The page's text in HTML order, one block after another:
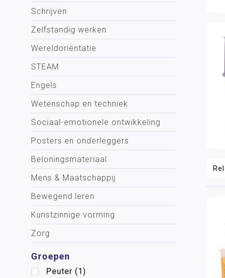
Schrijven
Zelfstandig werken
Wereldoriëntatie
STEAM
Engels
Wetenschap en techniek
Sociaal-emotionele ontwikkeling
Posters en onderleggers
Beloningsmateriaal
Mens & Maatschappij
Bewegend leren
Kunstzinnige vorming
Zorg
Groepen
Peuter (1)